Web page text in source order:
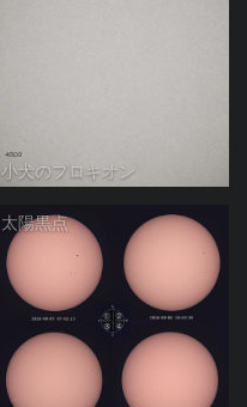
小犬のプロキオン
太陽黒点